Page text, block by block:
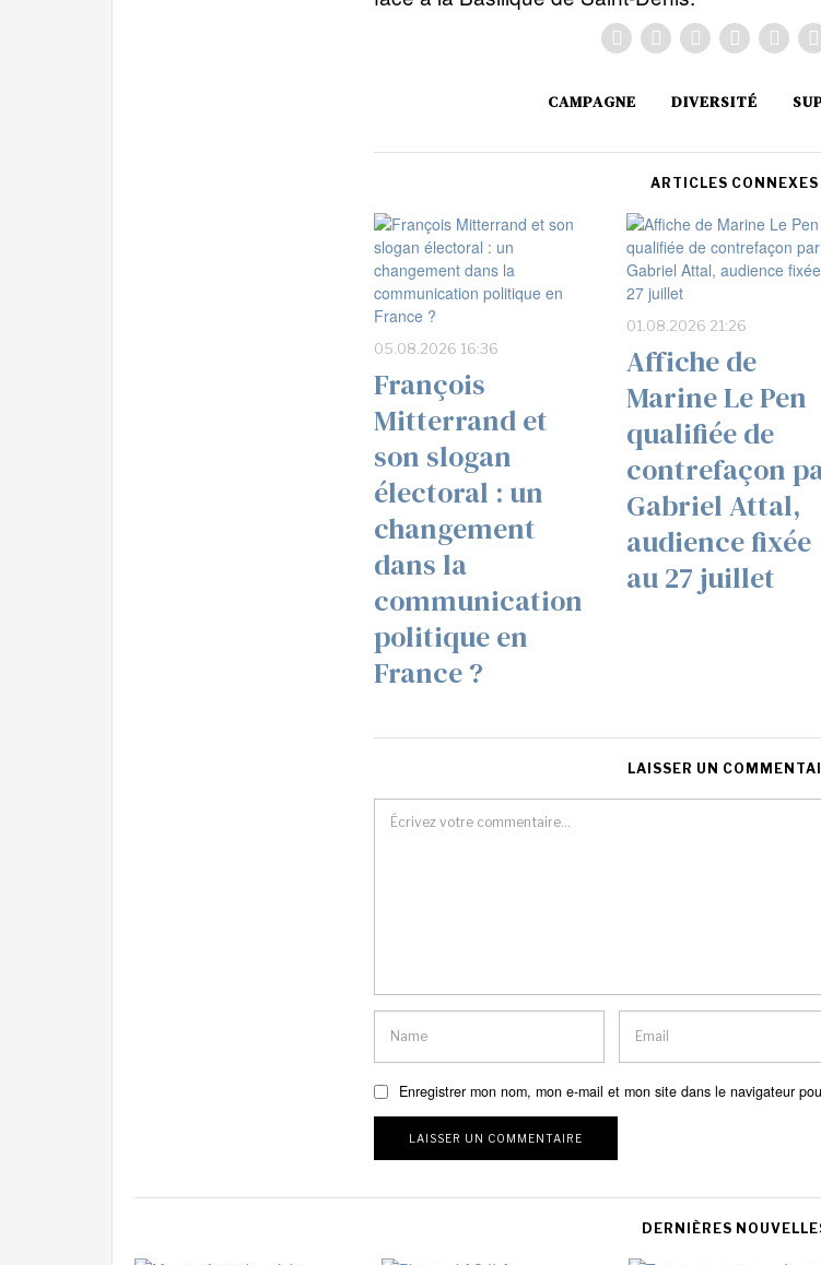
CAMPAGNE DIVERSITÉ
ARTICLES CONNEXES
05.08.2026 16:36
François
Mitterrand et
son slogan
électoral : un
changement
dans la
communication
politique en
France ?
01.08.2026 21:26
Affiche de
Marine Le Pen
qualifiée de
contrefaçon
Gabriel Attal,
audience fixée
au 27 juillet
LAISSER UN
Enregistrer mon nom, mon e-mail et mon site dans le navigateur
DERNIÈRES